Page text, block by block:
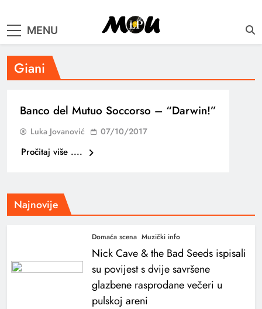
samo muzika i …..
MENU
Giani
Banco del Mutuo Soccorso – “Darwin!”
Luka Jovanović 07/10/2017
Pročitaj više ....
Najnovije
Domaća scena Muzički info
Nick Cave & the Bad Seeds ispisali
su povijest s dvije savršene
glazbene rasprodane večeri u
pulskoj areni